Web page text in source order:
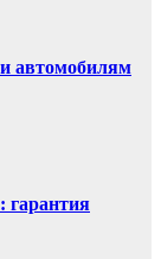
и автомобилям
гарантия